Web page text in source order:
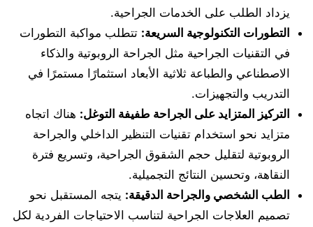
يزداد الطلب على الخدمات الجراحية.
التطورات التكنولوجية السريعة: تتطلب مواكبة التطورات
في التقنيات الجراحية مثل الجراحة الروبوتية والذكاء
الاصطناعي والطباعة ثلاثية الأبعاد استثمارًا مستمرًا في
التدريب والتجهيزات.
التركيز المتزايد على الجراحة طفيفة التوغل: هناك اتجاه
متزايد نحو استخدام تقنيات التنظير الداخلي والجراحة
الروبوتية لتقليل حجم الشقوق الجراحية، وتسريع فترة
النقاهة، وتحسين النتائج التجميلية.
الطب الشخصي والجراحة الدقيقة: يتجه المستقبل نحو
تصميم العلاجات الجراحية لتناسب الاحتياجات الفردية لكل